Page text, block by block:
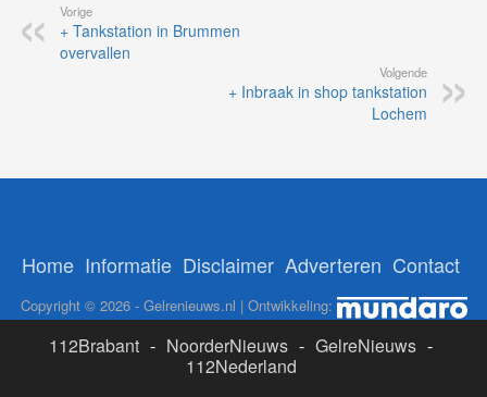
Vorige
+ Tankstation in Brummen
overvallen
Volgende
+ Inbraak in shop tankstation
Lochem
Home Informatie Disclaimer Adverteren Contact
Copyright © 2026 - Gelrenieuws.nl | Ontwikkeling:
112Brabant - NoorderNieuws - GelreNieuws -
112Nederland